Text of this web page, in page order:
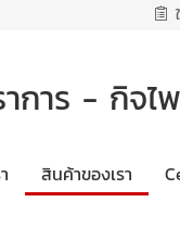
การ - กิจไ
สินค้าของเรา